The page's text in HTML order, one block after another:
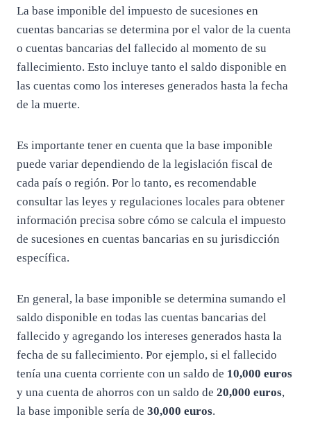
La base imponible del impuesto de sucesiones en
cuentas bancarias se determina por el valor de la cuenta
o cuentas bancarias del fallecido al momento de su
fallecimiento. Esto incluye tanto el saldo disponible en
las cuentas como los intereses generados hasta la fecha
de la muerte.
Es importante tener en cuenta que la base imponible
puede variar dependiendo de la legislación fiscal de
cada país o región. Por lo tanto, es recomendable
consultar las leyes y regulaciones locales para obtener
información precisa sobre cómo se calcula el impuesto
de sucesiones en cuentas bancarias en su jurisdicción
específica.
En general, la base imponible se determina sumando el
saldo disponible en todas las cuentas bancarias del
fallecido y agregando los intereses generados hasta la
fecha de su fallecimiento. Por ejemplo, si el fallecido
tenía una cuenta corriente con un saldo de 10,000 euros
y una cuenta de ahorros con un saldo de 20,000 euros,
la base imponible sería de 30,000 euros.